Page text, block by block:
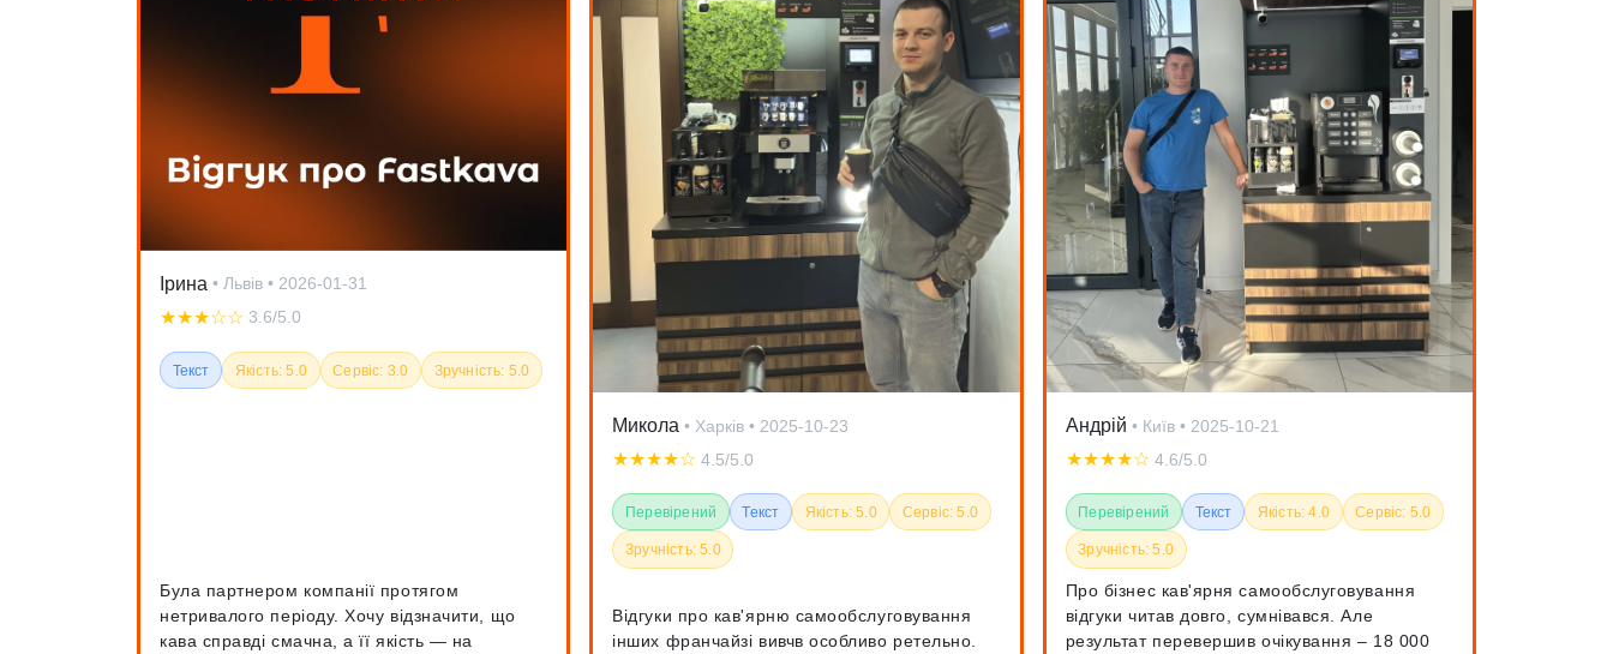
Ірина • Львів • 2026-01-31
★★★☆☆ 3.6/5.0
Текст Якість: 5.0 Сервіс: 3.0 Зручність: 5.0
Була партнером компанії протягом
нетривалого періоду. Хочу відзначити, що
кава справді смачна, а її якість — на
Микола • Харків • 2025-10-23
★★★★☆ 4.5/5.0
Перевірений Текст Якість: 5.0 Сервіс: 5.0
Зручність: 5.0
Відгуки про кав'ярню самообслуговування
інших франчайзі вивчв особливо ретельно.
Андрій • Київ • 2025-10-21
★★★★☆ 4.6/5.0
Перевірений Текст Якість: 4.0 Сервіс: 5.0
Зручність: 5.0
Про бізнес кав'ярня самообслуговування
відгуки читав довго, сумнівався. Але
результат перевершив очікування – 18 000